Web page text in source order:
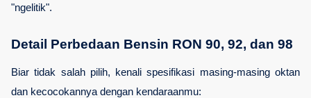
"ngelitik".
Detail Perbedaan Bensin RON 90, 92, dan 98
Biar tidak salah pilih, kenali spesifikasi masing-masing oktan
dan kecocokannya dengan kendaraanmu: